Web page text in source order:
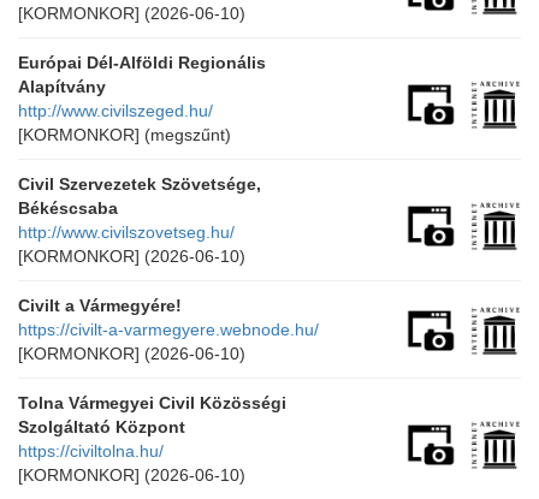
[KORMONKOR] (2026-06-10)
Európai Dél-Alföldi Regionális
Alapítvány
http://www.civilszeged.hu/
[KORMONKOR] (megszűnt)
Civil Szervezetek Szövetsége,
Békéscsaba
http://www.civilszovetseg.hu/
[KORMONKOR] (2026-06-10)
Civilt a Vármegyére!
https://civilt-a-varmegyere.webnode.hu/
[KORMONKOR] (2026-06-10)
Tolna Vármegyei Civil Közösségi
Szolgáltató Központ
https://civiltolna.hu/
[KORMONKOR] (2026-06-10)